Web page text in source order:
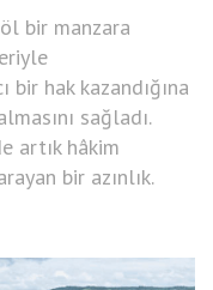
bir manzara
hak kazandığına
sağladı.
artık hâkim
bir azınlık.